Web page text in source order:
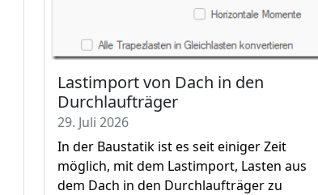
Lastimport von Dach in den
Durchlaufträger
29. Juli 2026
In der Baustatik ist es seit einiger Zeit
möglich, mit dem Lastimport, Lasten aus
dem Dach in den Durchlaufträger zu